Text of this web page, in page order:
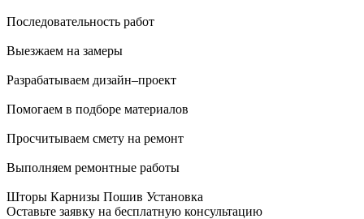
Последовательность работ
Выезжаем на замеры
Разрабатываем дизайн–проект
Помогаем в подборе материалов
Просчитываем смету на ремонт
Выполняем ремонтные работы
Шторы Карнизы Пошив Установка
Оставьте заявку на бесплатную консультацию